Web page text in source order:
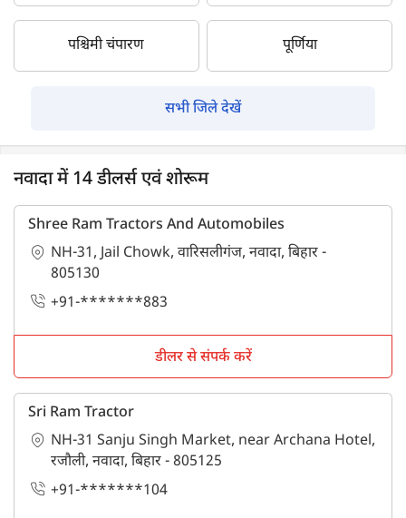
पश्चिमी चंपारण पूर्णिया
सभी जिले देखें
नवादा में 14 डीलर्स एवं शोरूम
Shree Ram Tractors And Automobiles
NH-31, Jail Chowk, वारिसलीगंज, नवादा, बिहार -
805130
+91-*******883
डीलर से संपर्क करें
Sri Ram Tractor
NH-31 Sanju Singh Market, near Archana Hotel,
रजौली, नवादा, बिहार - 805125
+91-*******104